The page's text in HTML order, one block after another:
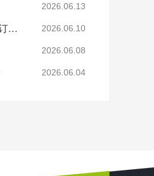
2026.06.13
那些被唯思特“劝退”的客户：为什么我们有时会拒绝订单？ 2026.06.10
2026.06.08
2026.06.04